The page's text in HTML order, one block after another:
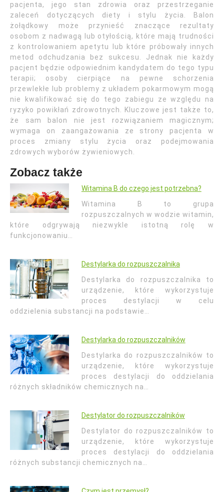
pacjenta, jego stan zdrowia oraz przestrzeganie
zaleceń dotyczących diety i stylu życia. Balon
żołądkowy może przynieść znaczące rezultaty
osobom z nadwagą lub otyłością, które mają trudności
z kontrolowaniem apetytu lub które próbowały innych
metod odchudzania bez sukcesu. Jednak nie każdy
pacjent będzie odpowiednim kandydatem do tego typu
terapii; osoby cierpiące na pewne schorzenia
przewlekłe lub problemy z układem pokarmowym mogą
nie kwalifikować się do tego zabiegu ze względu na
ryzyko powikłań zdrowotnych. Kluczowe jest także to,
że sam balon nie jest rozwiązaniem magicznym;
wymaga on zaangażowania ze strony pacjenta w
proces zmiany stylu życia oraz podejmowania
zdrowych wyborów żywieniowych.
Zobacz także
Witamina B do czego jest potrzebna?
Witamina B to grupa
rozpuszczalnych w wodzie witamin,
które odgrywają niezwykle istotną rolę w
funkcjonowaniu…
Destylarka do rozpuszczalnika
Destylarka do rozpuszczalnika to
urządzenie, które wykorzystuje
proces destylacji w celu
oddzielenia substancji na podstawie…
Destylarka do rozpuszczalników
Destylarka do rozpuszczalników to
urządzenie, które wykorzystuje
proces destylacji do oddzielania
różnych składników chemicznych na…
Destylator do rozpuszczalników
Destylator do rozpuszczalników to
urządzenie, które wykorzystuje
proces destylacji do oddzielania
różnych substancji chemicznych na…